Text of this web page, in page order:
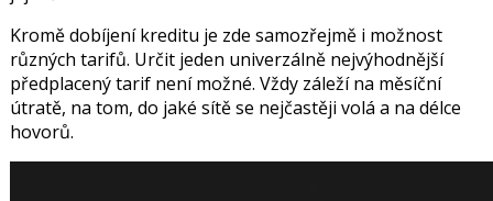
Kromě dobíjení kreditu je zde samozřejmě i možnost
různých tarifů. Určit jeden univerzálně nejvýhodnější
předplacený tarif není možné. Vždy záleží na měsíční
útratě, na tom, do jaké sítě se nejčastěji volá a na délce
hovorů.